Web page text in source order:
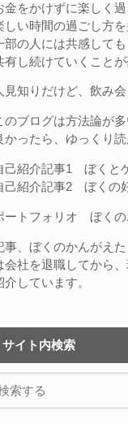
金をかけずに楽しく過
しい時間の過ごし方を
部の人には共感して
有し続けていくことが
見知りだけど、飲み
のブログは方法論が多
かったら、ゆっくり
己紹介記事1 ぼくと
己紹介記事2 ぼくの
ートフォリオ ぼく
事、 ぼくのかんがえ
会社を退職してから
介しています。
サイト内検索